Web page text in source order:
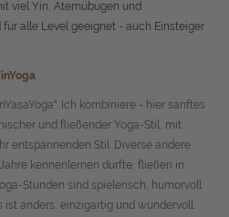
viel Yin, Atemübugen und
alle Level geeignet - auch Einsteiger
Ich kombiniere - hier sanftes
und fließender Yoga-Stil, mit
entspannenden Stil. Diverse andere
kennenlernen durfte, fließen in
Stunden sind spielerisch, humorvoll
anders, einzigartig und wundervoll.